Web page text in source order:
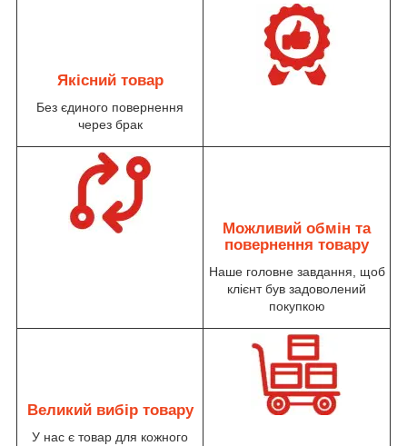
Якісний товар
Без єдиного повернення
через брак
Можливий обмін та
повернення товару
Наше головне завдання, щоб
клієнт був задоволений
покупкою
Великий вибір товару
У нас є товар для кожного